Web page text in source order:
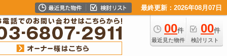
最終更新：2026年08月07日
00件
最近見た物件
00件
検討リスト